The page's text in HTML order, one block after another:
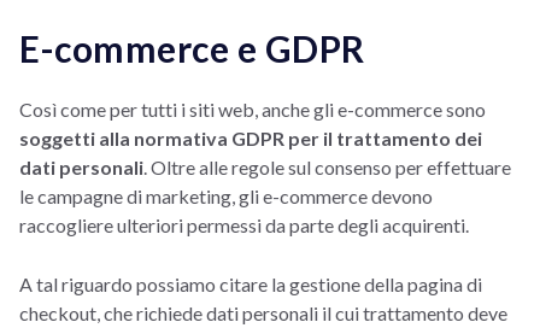
E-commerce e GDPR
Così come per tutti i siti web, anche gli e-commerce sono
soggetti alla normativa GDPR per il trattamento dei
dati personali . Oltre alle regole sul consenso per effettuare
le campagne di marketing, gli e-commerce devono
raccogliere ulteriori permessi da parte degli acquirenti.
A tal riguardo possiamo citare la gestione della pagina di
checkout, che richiede dati personali il cui trattamento deve